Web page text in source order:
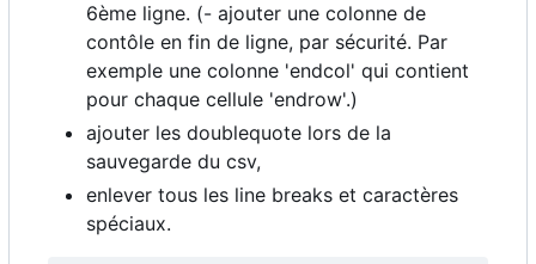
6ème ligne. (- ajouter une colonne de
contôle en fin de ligne, par sécurité. Par
exemple une colonne 'endcol' qui contient
pour chaque cellule 'endrow'.)
ajouter les doublequote lors de la
sauvegarde du csv,
enlever tous les line breaks et caractères
spéciaux.